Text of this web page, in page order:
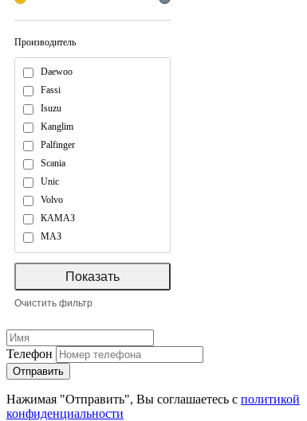
Производитель
Daewoo
Fassi
Isuzu
Kanglim
Palfinger
Scania
Unic
Volvo
КАМАЗ
МАЗ
Телефон
Нажимая "Отправить", Вы соглашаетесь с политикой
конфиденциальности